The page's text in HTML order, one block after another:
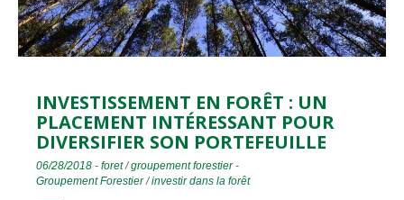
INVESTISSEMENT EN FORÊT : UN
PLACEMENT INTÉRESSANT POUR
DIVERSIFIER SON PORTEFEUILLE
06/28/2018 - foret/groupement forestier-
Groupement Forestier/investir dans la forêt